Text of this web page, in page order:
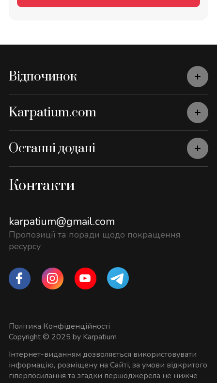
Відпочинок
Karpatium.com
Останні додані
Контакти
karpatium@gmail.com
Пропозиції та поради щодо покращення
ресурсу
Політика Конфіденційності
Copyright © 2025 by Karpatium
Інтернет-виданням дозволяється використовувати
інформацію, розміщену на Сайті, за умови відкритого
гіперпосилання та згадки першоджерела не нижче